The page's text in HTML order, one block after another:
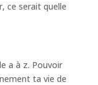
ce serait quelle
a à z. Pouvoir
ta vie de